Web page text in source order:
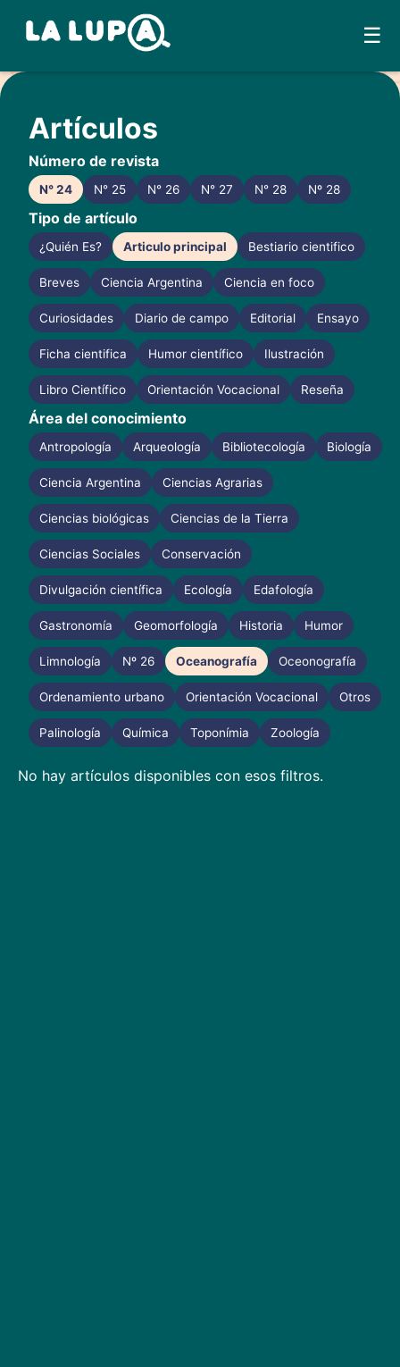
Skip
to
content
☰
Artículos
Número de revista
N° 24 N° 25 N° 26 N° 27 N° 28 Nº 28
Tipo de artículo
¿Quién Es? Articulo principal Bestiario cientifico
Breves Ciencia Argentina Ciencia en foco
Curiosidades Diario de campo Editorial Ensayo
Ficha cientifica Humor científico Ilustración
Libro Científico Orientación Vocacional Reseña
Área del conocimiento
Antropología Arqueología Bibliotecología Biología
Ciencia Argentina Ciencias Agrarias
Ciencias biológicas Ciencias de la Tierra
Ciencias Sociales Conservación
Divulgación científica Ecología Edafología
Gastronomía Geomorfología Historia Humor
Limnología Nº 26 Oceanografía Oceonografía
Ordenamiento urbano Orientación Vocacional Otros
Palinología Química Toponímia Zoología
No hay artículos disponibles con esos filtros.